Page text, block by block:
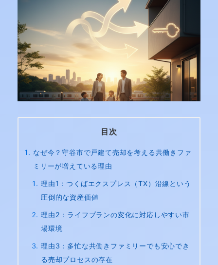
目次
なぜ今？守谷市で戸建て売却を考える共働きファ
ミリーが増えている理由
理由1：つくばエクスプレス（TX）沿線という
圧倒的な資産価値
理由2：ライフプランの変化に対応しやすい市
場環境
理由3：多忙な共働きファミリーでも安心でき
る売却プロセスの存在